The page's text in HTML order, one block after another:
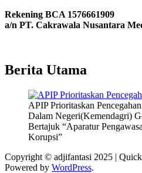
Rekening BCA 1576661909
a/n PT. Cakrawala Nusantara
Berita Utama
APIP Prioritaskan
Dalam Negeri(Kemendagri)
Bertajuk “Aparatur
Korupsi”
Copyright © adjifantasi 2025 |
Powered by WordPress.